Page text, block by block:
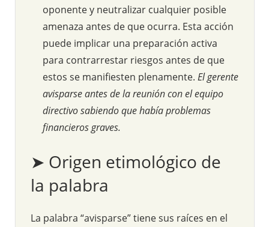
oponente y neutralizar cualquier posible
amenaza antes de que ocurra. Esta acción
puede implicar una preparación activa
para contrarrestar riesgos antes de que
estos se manifiesten plenamente. El gerente
avisparse antes de la reunión con el equipo
directivo sabiendo que había problemas
financieros graves.
➤ Origen etimológico de
la palabra
La palabra “avisparse” tiene sus raíces en el